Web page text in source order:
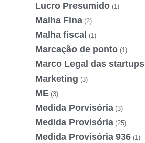
Lucro Presumido (1)
Malha Fina (2)
Malha fiscal (1)
Marcação de ponto (1)
Marco Legal das startups
Marketing (3)
ME (3)
Medida Porvisória (3)
Medida Provisória (25)
Medida Provisória 936 (1)